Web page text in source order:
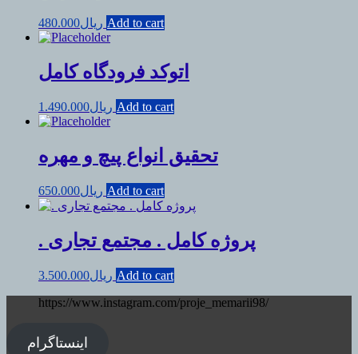
ریال480.000 Add to cart
اتوکد فرودگاه کامل
ریال1.490.000 Add to cart
تحقیق انواع پیچ و مهره
ریال650.000 Add to cart
. پروژه کامل . مجتمع تجاری
ریال3.500.000
Add to cart
https://www.instagram.com/proje_memarii98/
اینستاگرام